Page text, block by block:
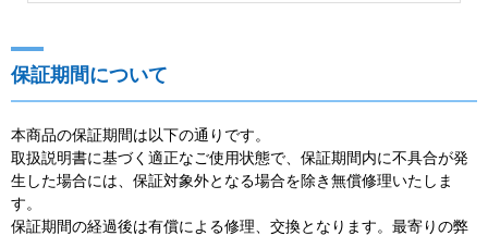
保証期間について
本商品の保証期間は以下の通りです。
取扱説明書に基づく適正なご使用状態で、保証期間内に不具合が発
生した場合には、保証対象外となる場合を除き無償修理いたしま
す。
保証期間の経過後は有償による修理、交換となります。最寄りの弊